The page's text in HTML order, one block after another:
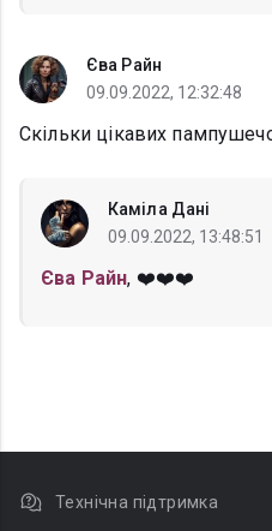
Єва Райн
09.09.2022, 12:32:48
Скільки цікавих
Каміла Дані
09.09.2022, 13:48:51
Єва Райн, ❤️❤️❤️
Технічна підтримка